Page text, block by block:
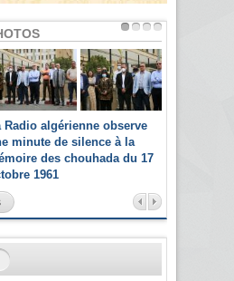
Radio algérienne observe
minute de silence à la
des chouhada du 17
1961